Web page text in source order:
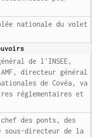
nationale du volet
de l'INSEE,
directeur général
de Covéa, va
réglementaires et
chef des ponts, des
sous-directeur de la